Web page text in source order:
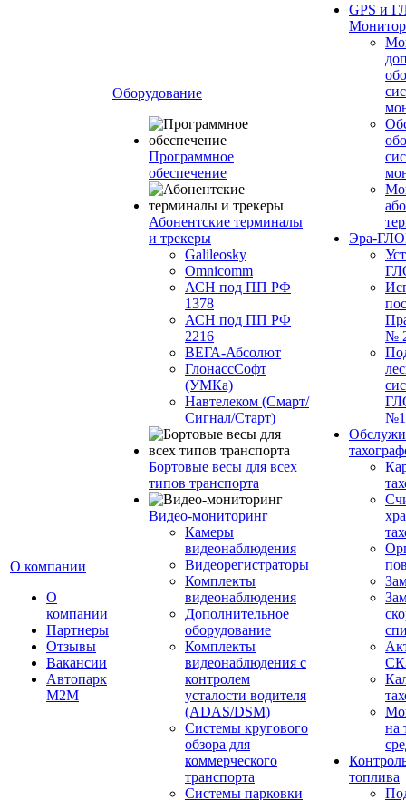
О компании
О
компании
Партнеры
Отзывы
Вакансии
Автопарк
М2М
Оборудование
Программное
обеспечение
Абонентские терминалы
и трекеры
Galileosky
Omnicomm
АСН под ПП РФ
1378
АСН под ПП РФ
2216
ВЕГА-Абсолют
ГлонассСофт
(УМКа)
Навтелеком (Смарт/
Сигнал/Старт)
Бортовые весы для всех
типов транспорта
Видео-мониторинг
Камеры
видеонаблюдения
Видеорегистраторы
Комплекты
видеонаблюдения
Дополнительное
оборудование
Комплекты
видеонаблюдения с
контролем
усталости водителя
(ADAS/DSM)
Системы кругового
обзора для
коммерческого
транспорта
Системы парковки
GPS и
Эра-
№
на
топлива